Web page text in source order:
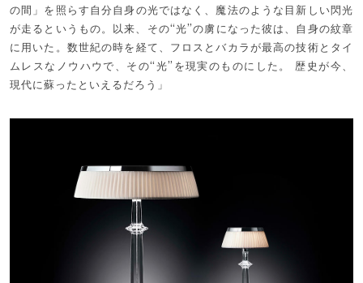
の間」を照らす自分自身の光ではなく、魔法のような目新しい閃光
が走るというもの。以来、その“光”の虜になった彼は、自身の紋章
に用いた。数世紀の時を経て、フロスとバカラが最高の技術とタイ
ムレスなノウハウで、その“光”を現実のものにした。 歴史が今、
現代に蘇ったといえるだろう」